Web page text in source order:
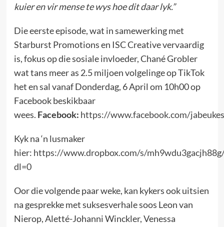
kuier en vir mense te wys hoe dit daar lyk.”
Die eerste episode, wat in samewerking met
Starburst Promotions en ISC Creative vervaardig
is, fokus op die sosiale invloeder, Chané Grobler
wat tans meer as 2.5 miljoen volgelinge op TikTok
het en sal vanaf Donderdag, 6 April om 10h00 op
Facebook beskikbaar
wees. Facebook: https://www.facebook.com/
Kyk na ‘n lusmaker
hier: https://www.dropbox.com/s/
dl=0
Oor die volgende paar weke, kan kykers ook uitsien
na gesprekke met suksesverhale soos Leon van
Nierop, Aletté-Johanni Winckler, Venessa